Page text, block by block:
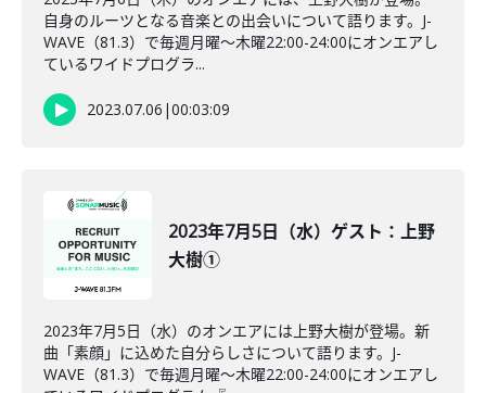
自身のルーツとなる音楽との出会いについて語ります。J-
WAVE（81.3）で毎週月曜～木曜22:00-24:00にオンエアし
ているワイドプログラ...
2023.07.06 |00:03:09
2023年7月5日（水）ゲスト：上野
大樹①
2023年7月5日（水）のオンエアには上野大樹が登場。新
曲「素顔」に込めた自分らしさについて語ります。J-
WAVE（81.3）で毎週月曜～木曜22:00-24:00にオンエアし